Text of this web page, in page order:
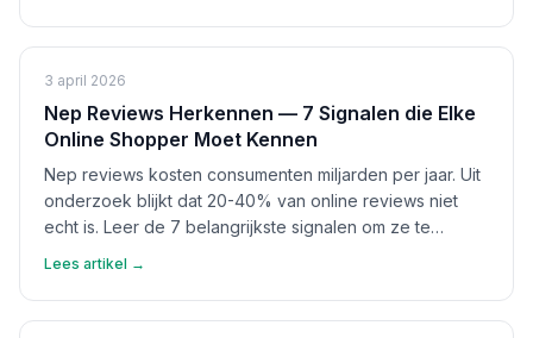
3 april 2026
Nep Reviews Herkennen — 7 Signalen die Elke
Online Shopper Moet Kennen
Nep reviews kosten consumenten miljarden per jaar. Uit
onderzoek blijkt dat 20-40% van online reviews niet
echt is. Leer de 7 belangrijkste signalen om ze te
Lees artikel →